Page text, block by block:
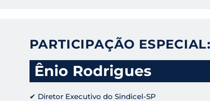
PARTICIPAÇÃO ESPECIAL:
Ênio Rodrigues
✔ Diretor Executivo do Sindicel-SP